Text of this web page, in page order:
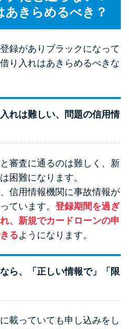
あきらめるべき？
録がありブラックになって
り入れはあきらめるべきな
れは難しい、問題の信用情
審査に通るのは難しく、新
困難になります。
信用情報機関に事故情報が
ています。 登録期間を過ぎ
、新規でカードローンの申
るようになります。
ら、「正しい情報で」「限
載っていても申し込みをし